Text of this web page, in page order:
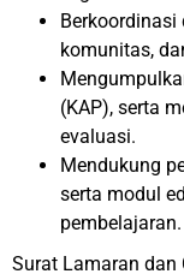
komunitas,
(KAP), serta
evaluasi.
Mendukung
serta modul
pembelajaran.
Surat Lamaran dan